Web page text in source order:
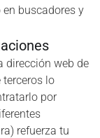
buscadores y
dirección web de
lo
por
refuerza tu